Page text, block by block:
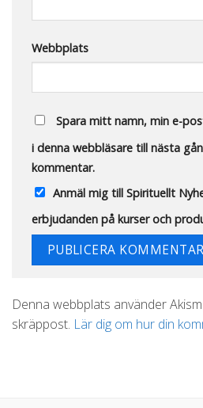
Webbplats
Spara mitt namn, min e-
i denna webbläsare till nästa
kommentar.
Anmäl mig till Spirituellt
erbjudanden på kurser och
Denna webbplats använder
skräppost. Lär dig om hur din